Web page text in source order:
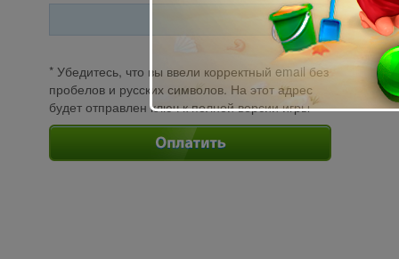
* Убедитесь, что вы ввели корректный email без
пробелов и русских символов. На этот адрес
будет отправлен ключ к полной версии игры